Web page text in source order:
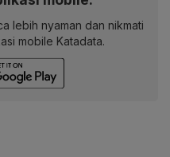
lebih nyaman dan nikmati
mobile Katadata.